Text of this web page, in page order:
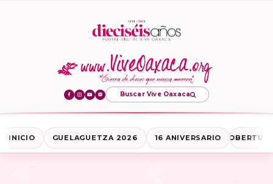
Buscar Vive Oaxaca
INICIO GUELAGUETZA 2026 16 ANIVERSARIO